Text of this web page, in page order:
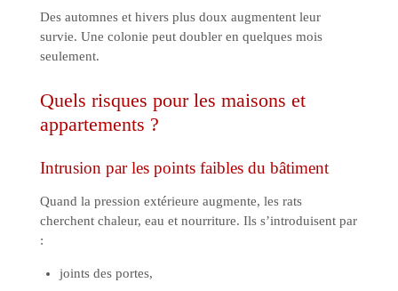
Des automnes et hivers plus doux augmentent leur
survie. Une colonie peut doubler en quelques mois
seulement.
Quels risques pour les maisons et
appartements ?
Intrusion par les points faibles du bâtiment
Quand la pression extérieure augmente, les rats
cherchent chaleur, eau et nourriture. Ils s’introduisent par
:
joints des portes,